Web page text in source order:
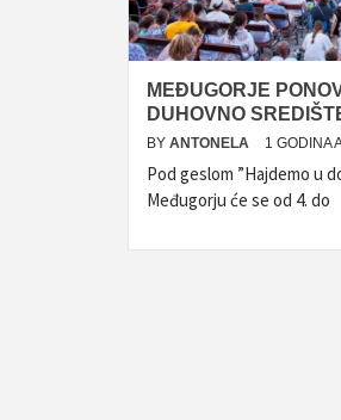
MEĐUGORJE
DUHOVNO
BY ANTONELA 1 GODINA
Pod geslom ”Hajdemo u
Međugorju će se od 4. do